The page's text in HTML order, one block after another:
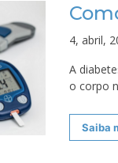
4, abril,
A
o corpo
Saiba